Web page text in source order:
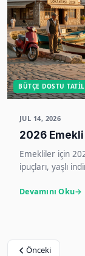
BÜTÇE DOSTU
JUL 14, 2026
2026
Emekliler için
ipuçları, yaşlı
Devamını Oku
Önceki